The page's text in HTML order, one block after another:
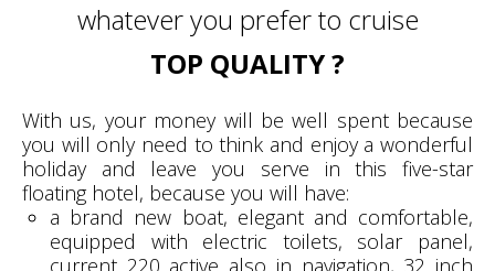
whatever you prefer to cruise
TOP QUALITY ?
With us, your money will be well spent because
you will only need to think and enjoy a wonderful
holiday and leave you serve in this five-star
floating hotel, because you will have:
a brand new boat, elegant and comfortable,
equipped with electric toilets, solar panel,
current 220 active also in navigation, 32 inch